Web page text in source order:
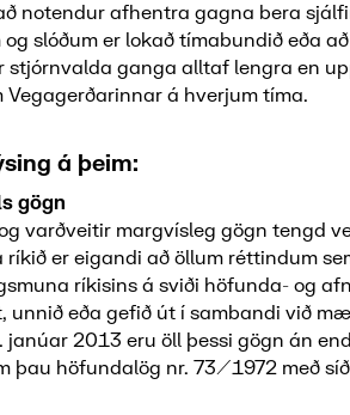
notendur afhentra gagna bera
slóðum er lokað tímabundið eða
stjórnvalda ganga alltaf lengra en
á hverjum tíma.
á þeim:
gögn
varðveitir margvísleg gögn tengd
er eigandi að öllum réttindum
ríkisins á sviði höfunda- og
unnið eða gefið út í sambandi við
janúar 2013 eru öll þessi gögn án
þau höfundalög nr. 73/1972 með